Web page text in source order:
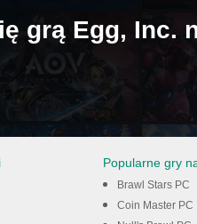
grą Egg, Inc.
Popularne gry
Brawl Stars PC
Coin Master PC